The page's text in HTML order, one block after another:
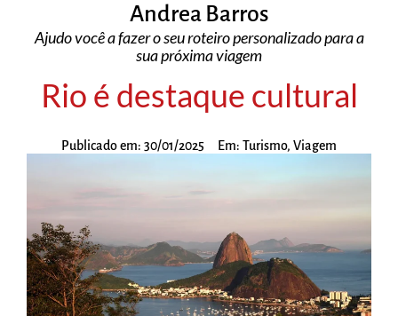
Andrea Barros
Ajudo você a fazer o seu roteiro personalizado para a
sua próxima viagem
Rio é destaque cultural
Publicado em: 30/01/2025 Em: Turismo, Viagem